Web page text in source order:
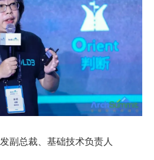
副总裁、基础技术负责人